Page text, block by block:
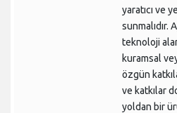
yaratıcı ve
sunmalıdır.
teknoloji
kuramsal
özgün
ve katkılar
yoldan bir